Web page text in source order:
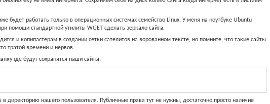
будет работать только в операционных системах семейство Linux. У меня на ноутбуке Ubuntu
помощи стандартной утилиты WGET сделать зеркало сайта.
и копипастерам в создании сетки сателитов на ворованном тексте, но помните, что такие сайты
тратой времени и нервов.
где будут сохранятся наши сайты.
директорию нашего пользователя. Публичные права тут не нужны, достаточно просто наличие